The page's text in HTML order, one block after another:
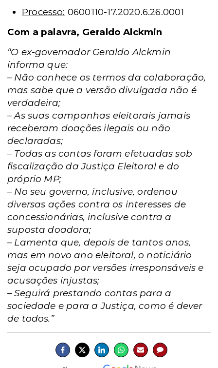
Processo: 0600110-17.2020.6.26.0001
Com a palavra, Geraldo Alckmin
“O ex-governador Geraldo Alckmin
informa que:
– Não conhece os termos da colaboração,
mas sabe que a versão divulgada não é
verdadeira;
– As suas campanhas eleitorais jamais
receberam doações ilegais ou não
declaradas;
– Todas as contas foram efetuadas sob
fiscalização da Justiça Eleitoral e do
próprio MP;
– No seu governo, inclusive, ordenou
diversas ações contra os interesses de
concessionárias, inclusive contra a
suposta doadora;
– Lamenta que, depois de tantos anos,
mas em novo ano eleitoral, o noticiário
seja ocupado por versões irresponsáveis e
acusações injustas;
– Seguirá prestando contas para a
sociedade e para a Justiça, como é dever
de todos.”